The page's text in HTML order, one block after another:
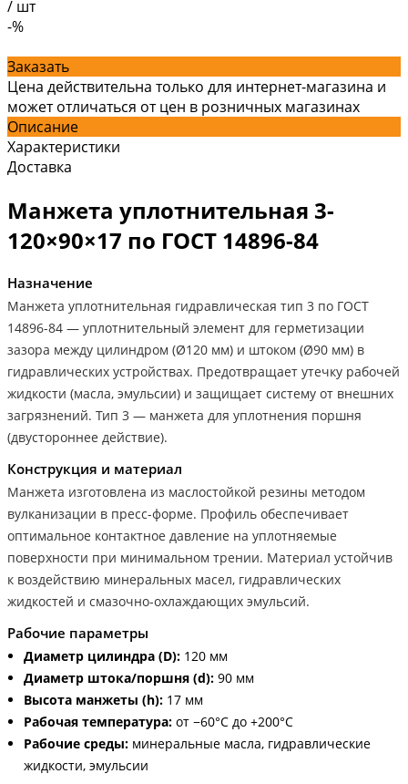
/ шт
-%
Заказать
Цена действительна только для интернет-магазина и
может отличаться от цен в розничных магазинах
Описание
Характеристики
Доставка
Манжета уплотнительная 3-
120×90×17 по ГОСТ 14896-84
Назначение
Манжета уплотнительная гидравлическая тип 3 по ГОСТ
14896-84 — уплотнительный элемент для герметизации
зазора между цилиндром (Ø120 мм) и штоком (Ø90 мм) в
гидравлических устройствах. Предотвращает утечку рабочей
жидкости (масла, эмульсии) и защищает систему от внешних
загрязнений. Тип 3 — манжета для уплотнения поршня
(двустороннее действие).
Конструкция и материал
Манжета изготовлена из маслостойкой резины методом
вулканизации в пресс-форме. Профиль обеспечивает
оптимальное контактное давление на уплотняемые
поверхности при минимальном трении. Материал устойчив
к воздействию минеральных масел, гидравлических
жидкостей и смазочно-охлаждающих эмульсий.
Рабочие параметры
Диаметр цилиндра (D): 120 мм
Диаметр штока/поршня (d): 90 мм
Высота манжеты (h): 17 мм
Рабочая температура: от −60°С до +200°С
Рабочие среды: минеральные масла, гидравлические
жидкости, эмульсии